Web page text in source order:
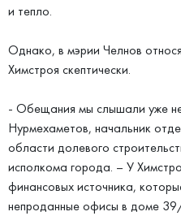
и тепло.
Однако, в мэрии Челнов
Химстроя скептически.
- Обещания мы слышали уже
Нурмехаметов, начальник
области долевого
исполкома города. – У
финансовых источника,
непроданные офисы в доме